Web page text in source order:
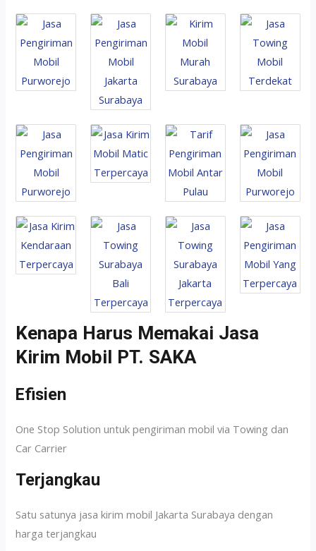
Kenapa Harus Memakai Jasa
Kirim Mobil PT. SAKA
Efisien
One Stop Solution untuk pengiriman mobil via Towing dan
Car Carrier
Terjangkau
Satu satunya jasa kirim mobil Jakarta Surabaya dengan
harga terjangkau